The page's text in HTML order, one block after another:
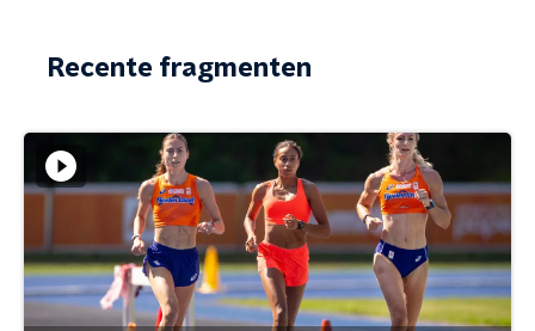
Recente fragmenten